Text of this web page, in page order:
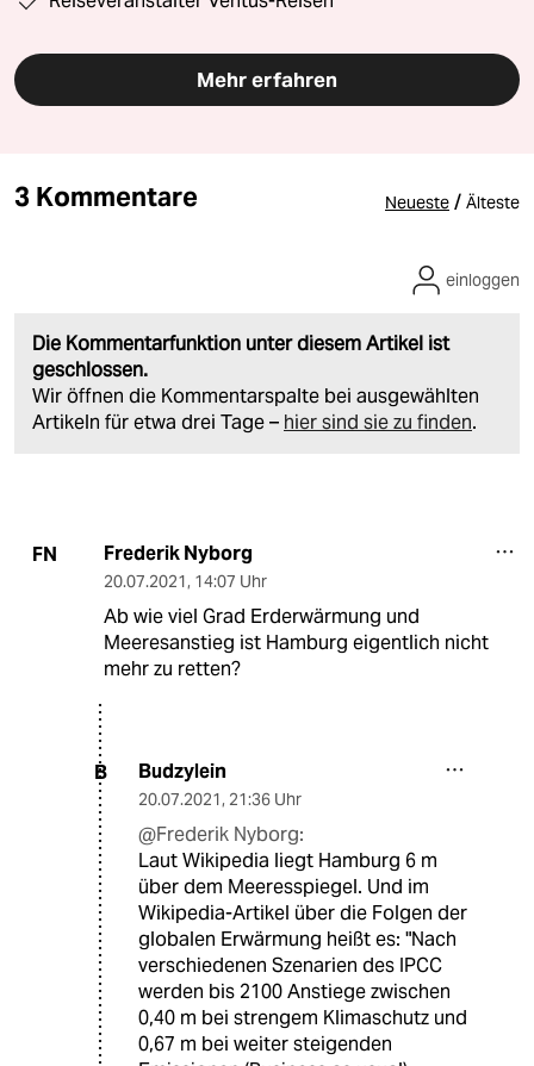
Mehr erfahren
3 Kommentare Neueste / Älteste
Die Kommentarfunktion unter diesem Artikel ist
geschlossen.
Wir öffnen die Kommentarspalte bei ausgewählten
Artikeln für etwa drei Tage – hier sind sie zu finden.
einloggen
FN Frederik Nyborg
20.07.2021, 14:07 Uhr
Ab wie viel Grad Erderwärmung und
Meeresanstieg ist Hamburg eigentlich nicht
mehr zu retten?
B Budzylein
20.07.2021, 21:36 Uhr
@Frederik Nyborg:
Laut Wikipedia liegt Hamburg 6 m
über dem Meeresspiegel. Und im
Wikipedia-Artikel über die Folgen der
globalen Erwärmung heißt es: "Nach
verschiedenen Szenarien des IPCC
werden bis 2100 Anstiege zwischen
0,40 m bei strengem Klimaschutz und
0,67 m bei weiter steigenden